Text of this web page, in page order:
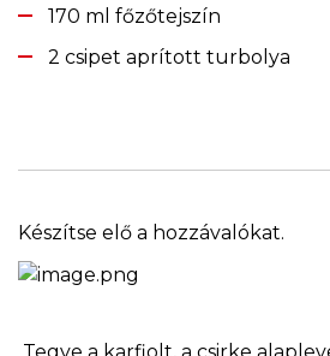
170 ml főzőtejszín
2 csipet aprított turbolya
Készítse elő a hozzávalókat.